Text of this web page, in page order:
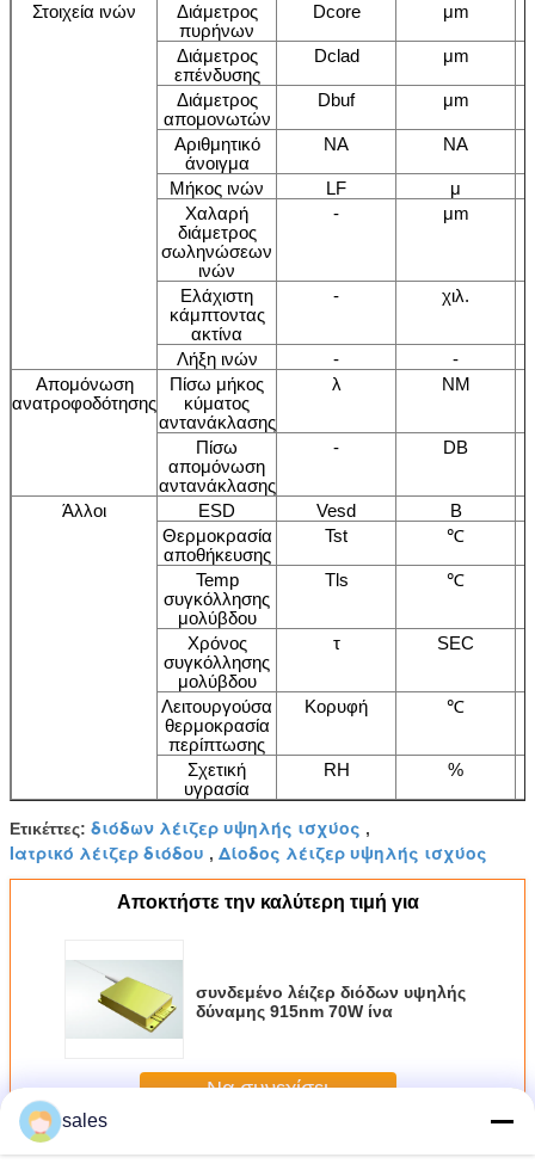
Στοιχεία ινών
Διάμετρος
πυρήνων
Dcore μm
Διάμετρος
επένδυσης
Dclad μm
Διάμετρος
απομονωτών
Dbuf μm
Αριθμητικό
άνοιγμα
NA NA
Μήκος ινών LF
μ
Χαλαρή
διάμετρος
σωληνώσεων
ινών
- μm
Ελάχιστη
κάμπτοντας
ακτίνα
- χιλ.
Λήξη ινών -
-
Απομόνωση
ανατροφοδότησης
Πίσω μήκος
κύματος
αντανάκλασης
λ NM
Πίσω
απομόνωση
αντανάκλασης
- DB
Άλλοι ESD Vesd
Β
Θερμοκρασία
αποθήκευσης
Tst ℃
Temp
συγκόλλησης
μολύβδου
Tls ℃
Χρόνος
συγκόλλησης
μολύβδου
τ SEC
Λειτουργούσα
θερμοκρασία
περίπτωσης
Κορυφή ℃
Σχετική
υγρασία
RH %
Ετικέττες: διόδων λέιζερ υψηλής ισχύος ,
Ιατρικό λέιζερ διόδου , Δίοδος λέιζερ υψηλής ισχύος
Αποκτήστε την καλύτερη τιμή για
συνδεμένο λέιζερ διόδων υψηλής
δύναμης 915nm 70W ίνα
Να συνεχίσει
ΠερισσότεροιΥψηλή λέιζερ διόδου ενέργειας
sales